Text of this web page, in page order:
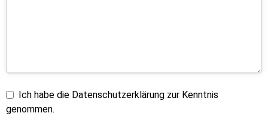
Ich habe die Datenschutzerklärung zur Kenntnis
genommen.